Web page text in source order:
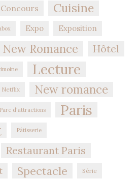
Concours Cuisine
Expo Exposition
Romance Hôtel
Lecture
Netflix New romance
Parc d'attractions Paris
Pâtisserie
Restaurant Paris
Spectacle Série